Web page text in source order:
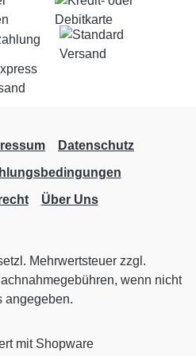
Datenschutz
Über Uns
Mehrwertsteuer zzgl.
wenn nicht
angegeben.
mit Shopware